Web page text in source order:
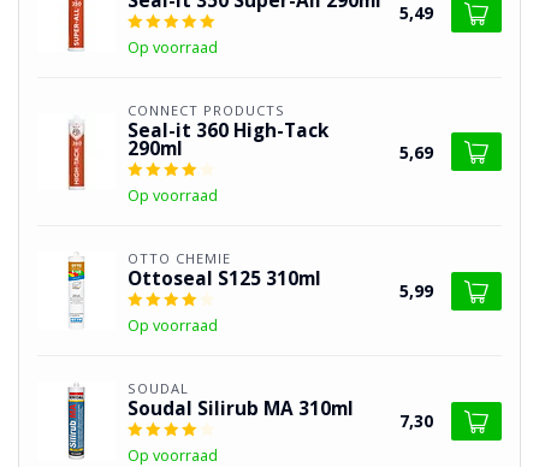
Op voorraad
5,49
CONNECT PRODUCTS
Seal-it 360 High-Tack
290ml
Op voorraad
5,69
OTTO CHEMIE
Ottoseal S125 310ml
Op voorraad
5,99
SOUDAL
Soudal Silirub MA 310ml
Op voorraad
7,30